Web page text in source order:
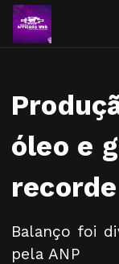
óleo e
Balanço foi
pela ANP